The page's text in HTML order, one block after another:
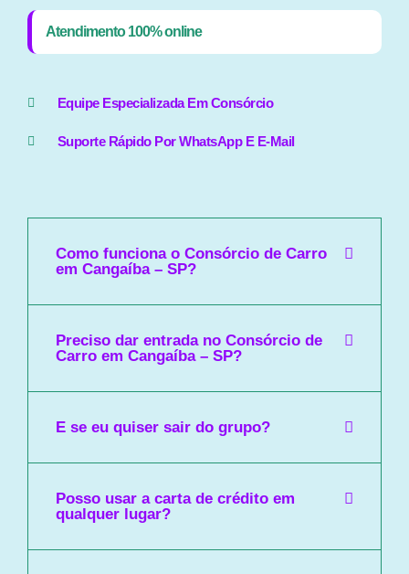
Atendimento 100% online
Equipe Especializada Em Consórcio
Suporte Rápido Por WhatsApp E E-Mail
Como funciona o Consórcio de Carro
em Cangaíba – SP?
Preciso dar entrada no Consórcio de
Carro em Cangaíba – SP?
E se eu quiser sair do grupo?
Posso usar a carta de crédito em
qualquer lugar?